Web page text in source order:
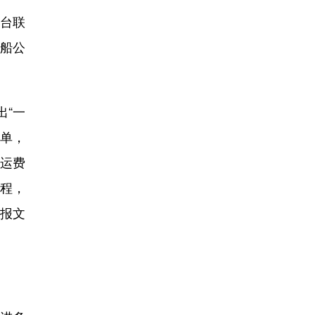
联
公
“一
，
费
，
文